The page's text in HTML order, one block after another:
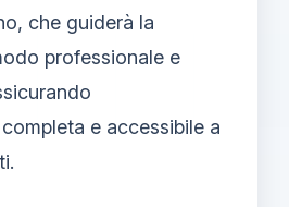
che guiderà la
professionale e
e accessibile a